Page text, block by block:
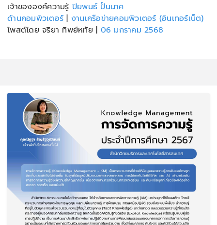
เจ้าขององค์ความรู้ ปิยพนธ์ ปั้นนาค
ด้านคอมพิวเตอร์| งานเครือข่ายคอมพิวเตอร์ (อินเทอร์เน็ต)
โพสต์โดย จริยา ทิพย์หทัย | 06 มกราคม 2568